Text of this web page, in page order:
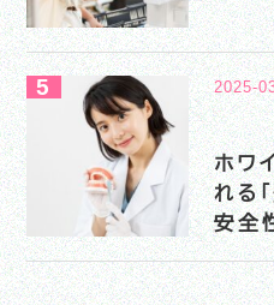
2025-
ホワ
れる
安全